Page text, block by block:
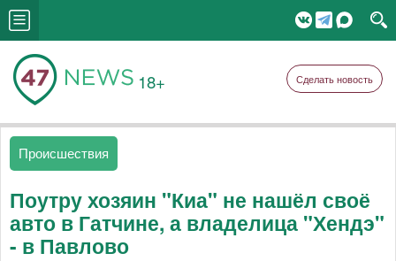
18+ Сделать новость
Происшествия
Поутру хозяин "Киа" не нашёл своё
авто в Гатчине, а владелица "Хендэ"
- в Павлово